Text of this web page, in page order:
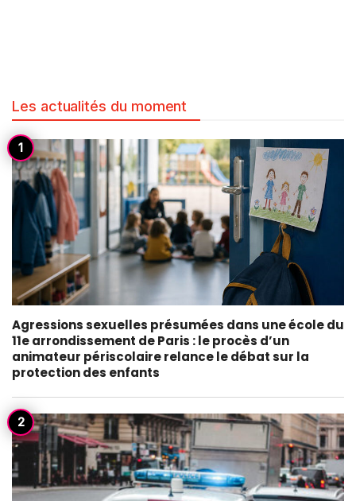
Les actualités du moment
Agressions sexuelles présumées dans une école du
11e arrondissement de Paris : le procès d’un
animateur périscolaire relance le débat sur la
protection des enfants